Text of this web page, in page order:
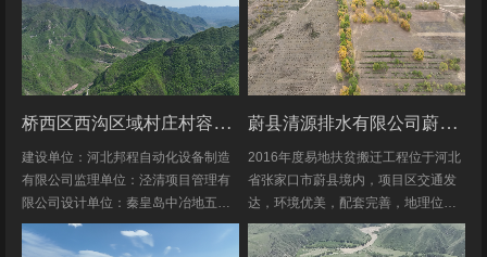
桥西区西沟区域村庄村容村貌改造提升及基础设施建设项目堆料场土地复垦验收资料
建设单位：河北邦程自动化设备制造
有限公司监理单位：泾清项目管理有
限公司设计单位：秦皇岛中冶地五一
五勘测有限公司施工单位：河北康安
劳务派遣有限公司桥西区西沟区域村
蔚县清源排水有限公司蔚县2016年度易地扶贫搬迁工程水土保持方案
2016年度易地扶贫搬迁工程位于河北
省张家口市蔚县境内，项目区交通发
达，环境优美，配套完善，地理位置
优越。项目地理位置图见附图1-1。项
目共建12个易地搬迁安置区，分别位